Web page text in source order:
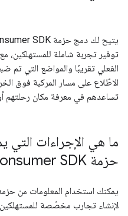
توفير تجربة شاملة للمستهلكين،
الفعلي تقريبًا والمواضع التي تم
الاطّلاع على مسار المركبة فوق
تساعدهم في معرفة مكان رحلتهم
ما هي الإجراءات التي
حزمة Consumer SDK؟
لإنشاء تجارب مخصّصة للمستهلكين،